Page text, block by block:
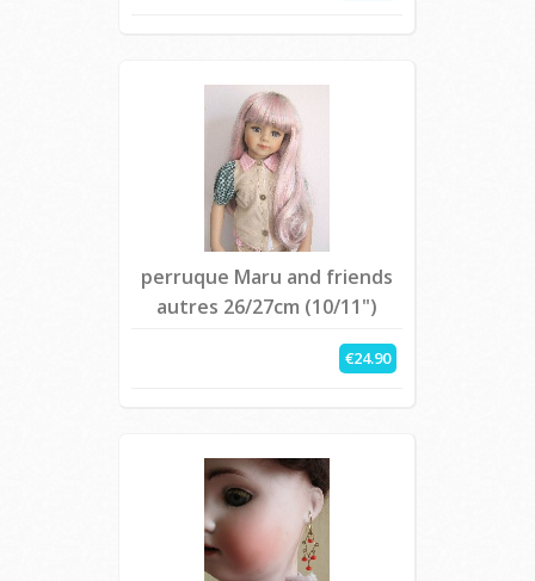
perruque Maru and friends
autres 26/27cm (10/11")
€24.90